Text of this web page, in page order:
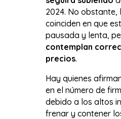
2024. No obstante,
coinciden en que
pausada y lenta,
contemplan
precios.
Hay quienes
en el número de
debido a los altos
frenar y contener